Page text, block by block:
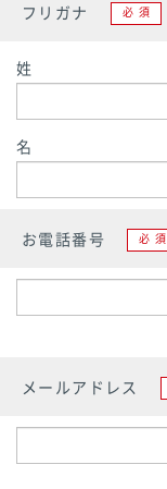
フリガナ 必須
姓
名
お電話番号 必須
メールアドレス